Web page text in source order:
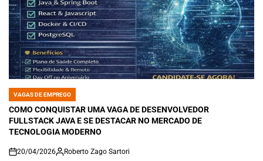
POSTED
IN
VAGAS DE EMPREGO
COMO CONQUISTAR UMA VAGA DE DESENVOLVEDOR
FULLSTACK JAVA E SE DESTACAR NO MERCADO DE
TECNOLOGIA MODERNO
on
20/04/2026 Roberto Zago Sartori